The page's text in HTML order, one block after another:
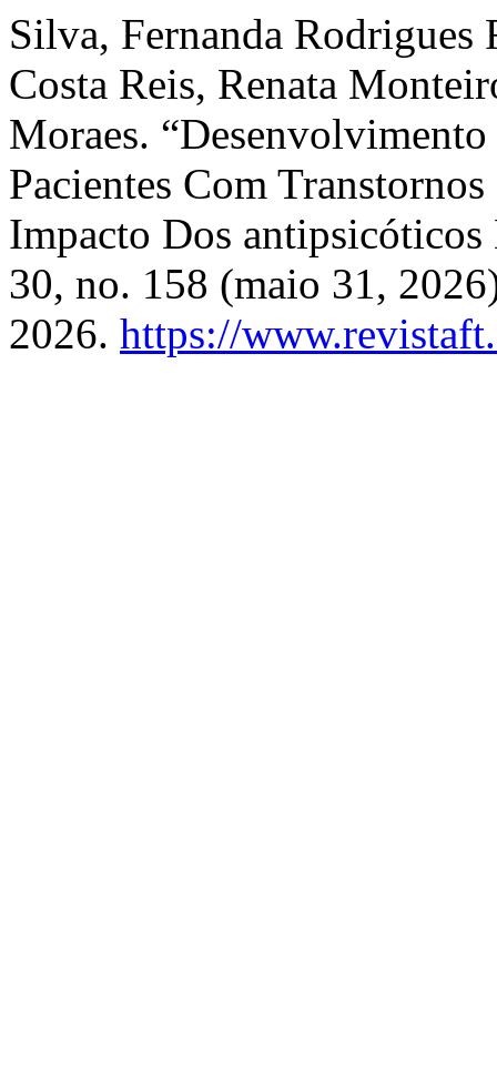
Silva, Fernanda Rodrigues
Costa Reis, Renata
Moraes.
Pacientes Com
Impacto Dos antipsicóticos
30, no. 158 (maio 31,
2026. https://